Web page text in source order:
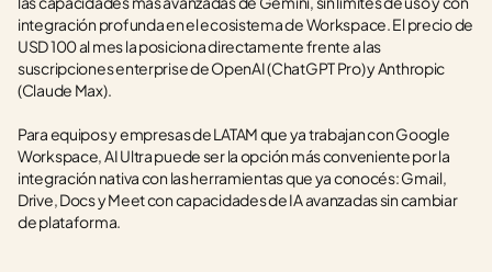
integración profunda en el ecosistema de Workspace. El precio de
USD 100 al mes la posiciona directamente frente a las
suscripciones enterprise de OpenAI (ChatGPT Pro) y Anthropic
(Claude Max).
Para equipos y empresas de LATAM que ya trabajan con Google
Workspace, AI Ultra puede ser la opción más conveniente por la
integración nativa con las herramientas que ya conocés: Gmail,
Drive, Docs y Meet con capacidades de IA avanzadas sin cambiar
de plataforma.